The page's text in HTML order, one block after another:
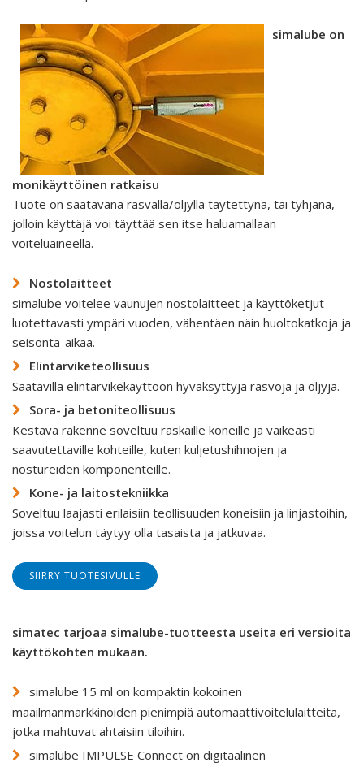
simalube on
monikäyttöinen ratkaisu
Tuote on saatavana rasvalla/öljyllä täytettynä, tai tyhjänä,
jolloin käyttäjä voi täyttää sen itse haluamallaan
voiteluaineella.
Nostolaitteet
simalube voitelee vaunujen nostolaitteet ja käyttöketjut
luotettavasti ympäri vuoden, vähentäen näin huoltokatkoja ja
seisonta-aikaa.
Elintarviketeollisuus
Saatavilla elintarvikekäyttöön hyväksyttyjä rasvoja ja öljyjä.
Sora- ja betoniteollisuus
Kestävä rakenne soveltuu raskaille koneille ja vaikeasti
saavutettaville kohteille, kuten kuljetushihnojen ja
nostureiden komponenteille.
Kone- ja laitostekniikka
Soveltuu laajasti erilaisiin teollisuuden koneisiin ja linjastoihin,
joissa voitelun täytyy olla tasaista ja jatkuvaa.
SIIRRY TUOTESIVULLE
simatec tarjoaa simalube-tuotteesta useita eri versioita
käyttökohten mukaan.
simalube 15 ml on kompaktin kokoinen
maailmanmarkkinoiden pienimpiä automaattivoitelulaitteita,
jotka mahtuvat ahtaisiin tiloihin.
simalube IMPULSE Connect on digitaalinen